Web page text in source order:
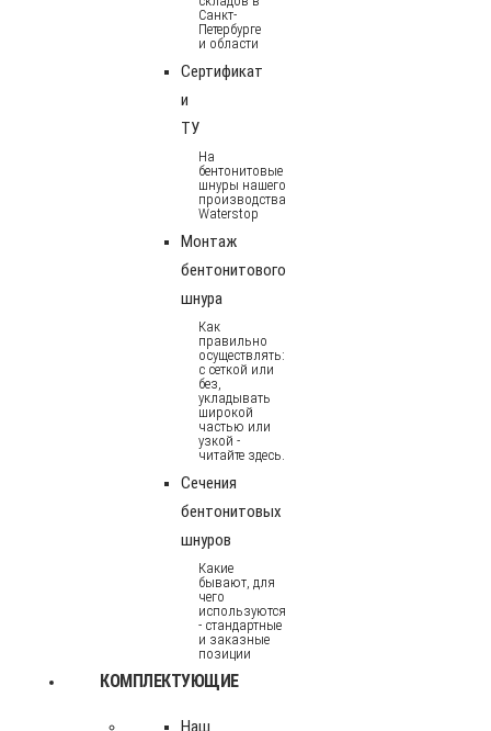
Санкт-
Петербурге
и области
Сертификат
и
ТУ
На
бентонитовые
шнуры нашего
производства
Waterstop
Монтаж
бентонитового
шнура
Как
правильно
осуществлять:
с сеткой или
без,
укладывать
широкой
частью или
узкой -
читайте здесь.
Сечения
бентонитовых
шнуров
Какие
бывают, для
чего
используются
- стандартные
и заказные
позиции
КОМПЛЕКТУЮЩИЕ
Наш